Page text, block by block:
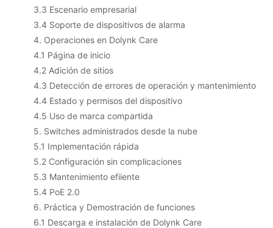
3.3 Escenario empresarial
3.4 Soporte de dispositivos de alarma
4. Operaciones en Dolynk Care
4.1 Página de inicio
4.2 Adición de sitios
4.3 Detección de errores de operación y mantenimiento
4.4 Estado y permisos del dispositivo
4.5 Uso de marca compartida
5. Switches administrados desde la nube
5.1 Implementación rápida
5.2 Configuración sin complicaciones
5.3 Mantenimiento efiiente
5.4 PoE 2.0
6. Práctica y Demostración de funciones
6.1 Descarga e instalación de Dolynk Care